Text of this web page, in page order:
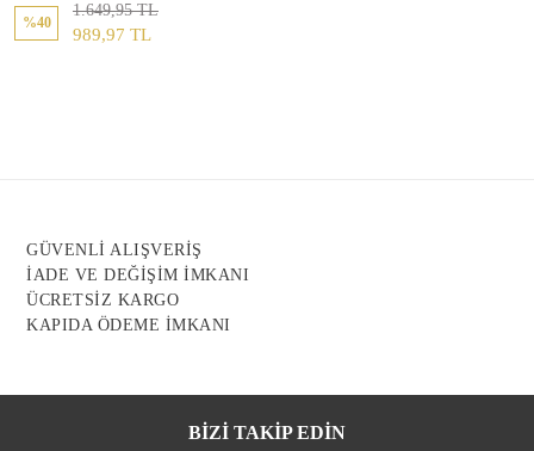
%40
1.649,95 TL
989,97 TL
GÜVENLİ ALIŞVERİŞ
İADE VE DEĞİŞİM İMKANI
ÜCRETSİZ KARGO
KAPIDA ÖDEME İMKANI
BİZİ TAKİP EDİN